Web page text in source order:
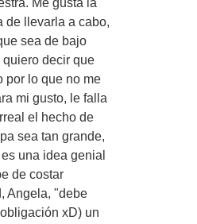
Me gusta la
de llevarla a cabo,
sea de bajo
quiero decir que
por lo que no me
mi gusto, le falla
el hecho de
sea tan grande,
una idea genial
de costar
Angela, "debe
xD) un